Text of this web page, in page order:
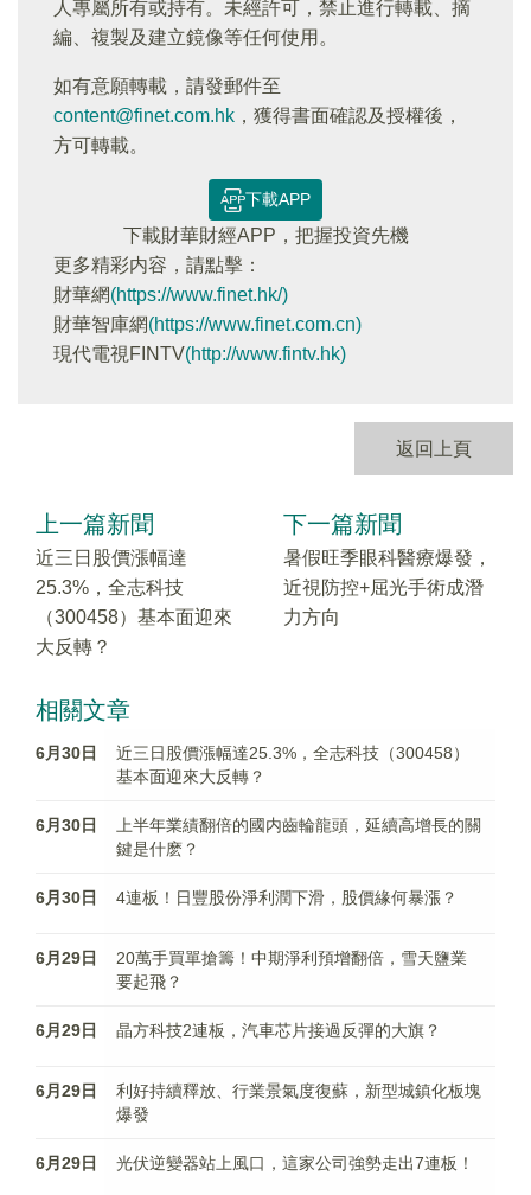
人專屬所有或持有。未經許可，禁止進行轉載、摘
編、複製及建立鏡像等任何使用。
如有意願轉載，請發郵件至
content@finet.com.hk ，獲得書面確認及授權後，
方可轉載。
下載APP
下載財華財經APP，把握投資先機
更多精彩内容，請點擊：
財華網(https://www.finet.hk/)
財華智庫網(https://www.finet.com.cn)
現代電視FINTV(http://www.fintv.hk)
返回上頁
上一篇新聞
近三日股價漲幅達
25.3%，全志科技
（300458）基本面迎來
大反轉？
下一篇新聞
暑假旺季眼科醫療爆發，
近視防控+屈光手術成潛
力方向
相關文章
6月30日
近三日股價漲幅達25.3%，全志科技（300458）
基本面迎來大反轉？
6月30日
上半年業績翻倍的國内齒輪龍頭，延續高增長的關
鍵是什麽？
6月30日 4連板！日豐股份淨利潤下滑，股價緣何暴漲？
6月29日
20萬手買單搶籌！中期淨利預增翻倍，雪天鹽業
要起飛？
6月29日 晶方科技2連板，汽車芯片接過反彈的大旗？
6月29日
利好持續釋放、行業景氣度復蘇，新型城鎮化板塊
爆發
6月29日 光伏逆變器站上風口，這家公司強勢走出7連板！